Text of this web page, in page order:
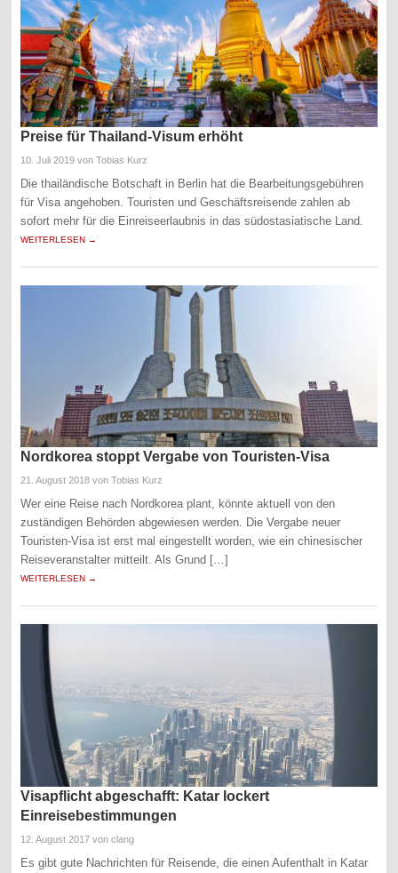
Preise für Thailand-Visum erhöht
10. Juli 2019 von Tobias Kurz
Die thailändische Botschaft in Berlin hat die Bearbeitungsgebühren
für Visa angehoben. Touristen und Geschäftsreisende zahlen ab
sofort mehr für die Einreiseerlaubnis in das südostasiatische Land.
WEITERLESEN →
Nordkorea stoppt Vergabe von Touristen-Visa
21. August 2018 von Tobias Kurz
Wer eine Reise nach Nordkorea plant, könnte aktuell von den
zuständigen Behörden abgewiesen werden. Die Vergabe neuer
Touristen-Visa ist erst mal eingestellt worden, wie ein chinesischer
Reiseveranstalter mitteilt. Als Grund […]
WEITERLESEN →
Visapflicht abgeschafft: Katar lockert
Einreisebestimmungen
12. August 2017 von clang
Es gibt gute Nachrichten für Reisende, die einen Aufenthalt in Katar